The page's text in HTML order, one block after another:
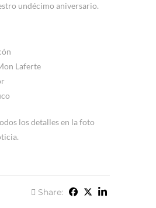
undécimo aniversario.
Laferte
los detalles en la foto
Share: